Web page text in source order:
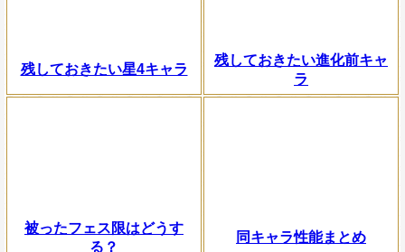
残しておきたい星4キャラ
残しておきたい進化前キャ
ラ
被ったフェス限はどうす
る？
同キャラ性能まとめ